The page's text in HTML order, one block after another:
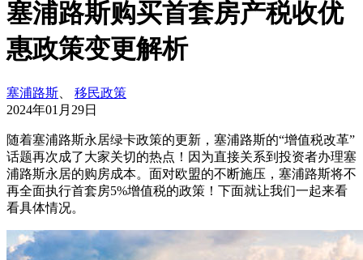
塞浦路斯购买首套房产税收优
惠政策变更解析
塞浦路斯
移民政策
2024年01月29日
随着塞浦路斯永居绿卡政策的更新，塞浦路斯的“增值税改革”
话题再次成了大家关切的热点！因为直接关系到投资者办理塞
浦路斯永居的购房成本。面对欧盟的不断施压，塞浦路斯将不
再全面执行首套房5%增值税的政策！下面就让我们一起来看
看具体情况。